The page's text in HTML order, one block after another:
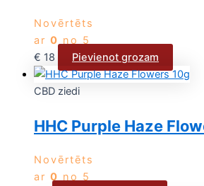
Novērtēts
ar 0 no 5
€ 18 Pievienot grozam
CBD ziedi
HHC Purple Haze
Novērtēts
ar 0 no 5